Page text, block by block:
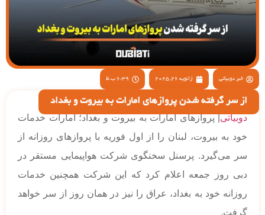
خبر دوبیاتی ژانویه 26, 2025 6:39 ب.ظ
‏از سر گرفته شدن پرواز‌های امارات به بیروت و بغداد
دوبیاتی| پرواز‌های امارات به بیروت و بغداد؛ امارات خدمات
خود به بیروت، لبنان را از اول فوریه با پروازهای روزانه از
سر می‌گیرد. پرسنل سخنگوی شرکت هواپیمایی مستقر در
دبی روز جمعه اعلام کرد که این شرکت همچنین خدمات
روزانه خود به بغداد، عراق را نیز در همان روز از سر خواهد
گرفت.